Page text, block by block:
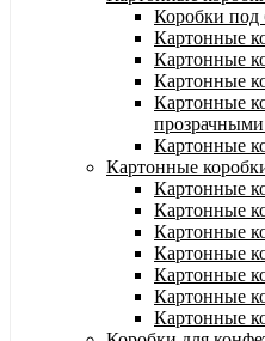
Коробки под
Картонные
Картонные
Картонные
Картонные
Картонные
Картонные
Картонные
Картонные
Картонные
Картонные
Картонные
Картонные
Картонные